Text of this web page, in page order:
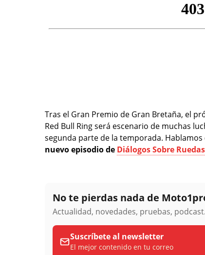
Tras el Gran Premio de Gran Bretaña, el
Red Bull Ring será escenario de muchas
segunda parte de la temporada. Hablamos
nuevo episodio de Diálogos Sobre Ruedas
No te pierdas nada de
Actualidad, novedades, pruebas,
Suscríbete al newsletter
El mejor contenido en tu correo